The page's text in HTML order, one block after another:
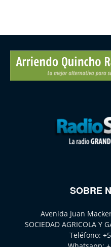
SOBRE
Avenida Juan
SOCIEDAD AGRICOLA Y
Teléfono: